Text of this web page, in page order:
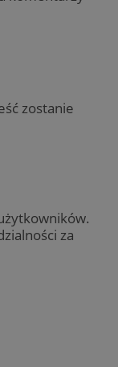
zostanie
za